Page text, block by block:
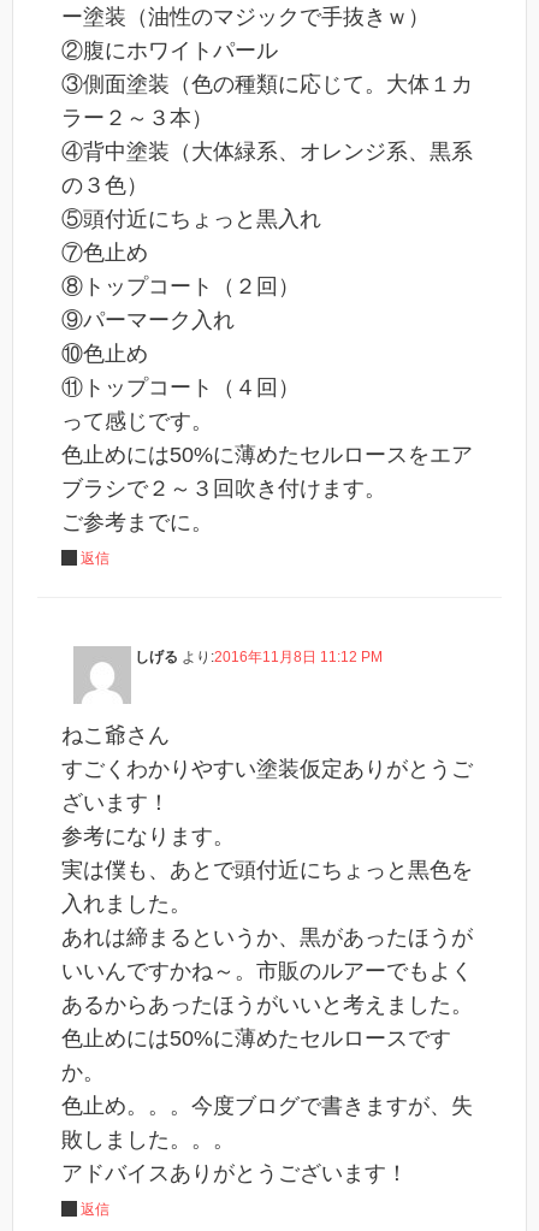
ー塗装（油性のマジックで手抜きｗ）
②腹にホワイトパール
③側面塗装（色の種類に応じて。大体１カ
ラー２～３本）
④背中塗装（大体緑系、オレンジ系、黒系
の３色）
⑤頭付近にちょっと黒入れ
⑦色止め
⑧トップコート（２回）
⑨パーマーク入れ
⑩色止め
⑪トップコート（４回）
って感じです。
色止めには50%に薄めたセルロースをエア
ブラシで２～３回吹き付けます。
ご参考までに。
返信
しげる より:2016年11月8日 11:12 PM
ねこ爺さん
すごくわかりやすい塗装仮定ありがとうご
ざいます！
参考になります。
実は僕も、あとで頭付近にちょっと黒色を
入れました。
あれは締まるというか、黒があったほうが
いいんですかね～。市販のルアーでもよく
あるからあったほうがいいと考えました。
色止めには50%に薄めたセルロースです
か。
色止め。。。今度ブログで書きますが、失
敗しました。。。
アドバイスありがとうございます！
返信